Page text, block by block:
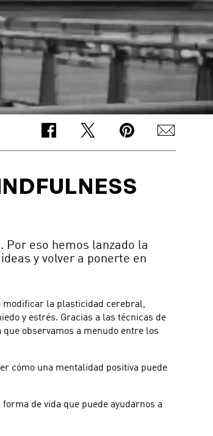
Por eso hemos lanzado la
y volver a ponerte en
modificar la plasticidad cerebral,
y estrés. Gracias a las técnicas de
observamos a menudo entre los
cómo una mentalidad positiva puede
de vida que puede ayudarnos a